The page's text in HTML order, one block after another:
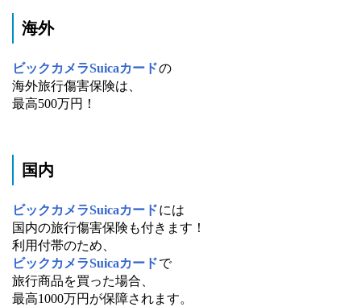
海外
ビックカメラSuicaカードの
海外旅行傷害保険は、
最高500万円！
国内
ビックカメラSuicaカードには
国内の旅行傷害保険も付きます！
利用付帯のため、
ビックカメラSuicaカードで
旅行商品を買った場合、
最高1000万円が保障されます。